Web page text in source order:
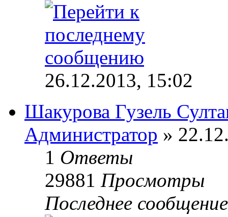
26.12.2013, 15:02
Шакурова Гузель
Администратор »
1 Ответы
29881 Просмотры
Последнее